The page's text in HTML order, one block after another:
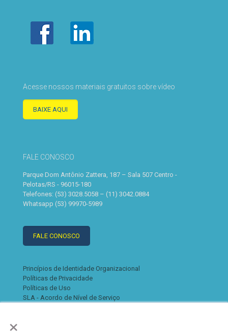
×
Acesse nossos materiais gratuitos sobre vídeo
BAIXE AQUI
FALE CONOSCO
Parque Dom Antônio Zattera, 187 – Sala 507 Centro -
Pelotas/RS - 96015-180
Telefones: (53) 3028.5058 – (11) 3042.0884
Whatsapp (53) 99970-5989
FALE CONOSCO
Princípios de Identidade Organizacional
Políticas de Privacidade
Políticas de Uso
SLA - Acordo de Nível de Serviço